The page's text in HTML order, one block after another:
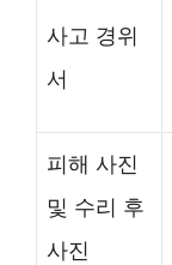
사고 경위
서
피해 사진
및 수리 후
사진